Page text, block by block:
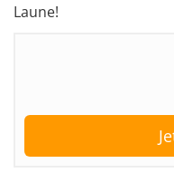
Laune!